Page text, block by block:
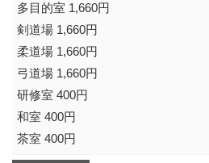
多目的室 1,660円
剣道場 1,660円
柔道場 1,660円
弓道場 1,660円
研修室 400円
和室 400円
茶室 400円